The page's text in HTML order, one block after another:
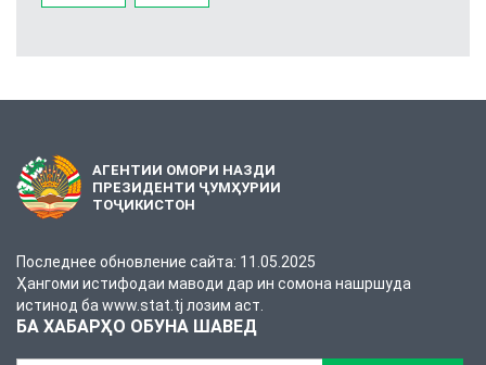
АГЕНТИИ ОМОРИ НАЗДИ
ПРЕЗИДЕНТИ ҶУМҲУРИИ
ТОҶИКИСТОН
Последнее обновление сайта: 11.05.2025
Ҳангоми истифодаи маводи дар ин сомона нашршуда
истинод ба www.stat.tj лозим аст.
БА ХАБАРҲО ОБУНА ШАВЕД